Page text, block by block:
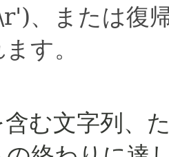
、または復
す。
む文字列、